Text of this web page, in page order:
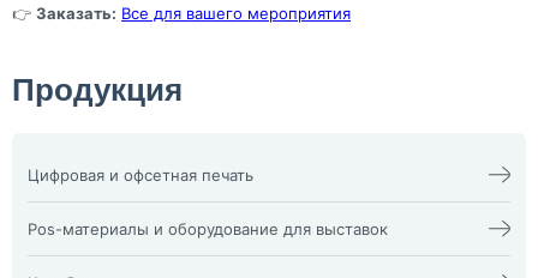
👉 Заказать: Все для вашего мероприятия
Продукция
Цифровая и офсетная печать
Визитки
Конверты
3D наклейки
Пакеты
Папка фолдер
Печати и штампы
Pos-материалы и оборудование для выставок